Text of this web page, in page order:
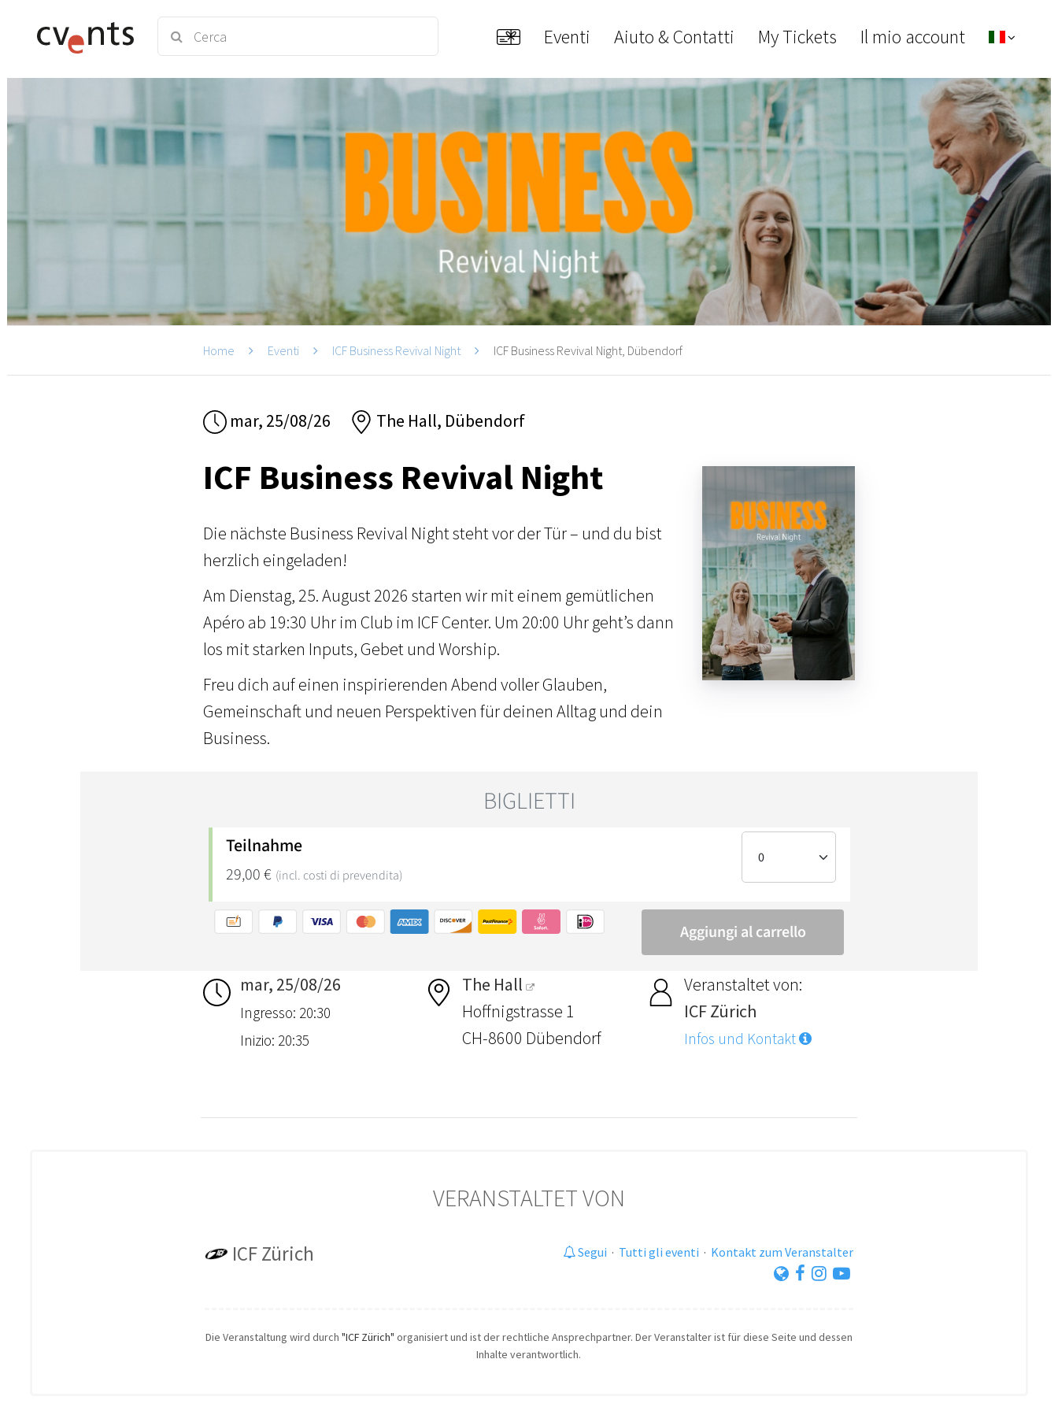
Eventi Aiuto & Contatti My Tickets Il mio account
Home Eventi ICF Business Revival Night ICF Business Revival Night, Dübendorf
mar, 25/08/26 The Hall, Dübendorf
ICF Business Revival Night
Die nächste Business Revival Night steht vor der Tür – und du bist
herzlich eingeladen!
Am Dienstag, 25. August 2026 starten wir mit einem gemütlichen
Apéro ab 19:30 Uhr im Club im ICF Center. Um 20:00 Uhr geht’s dann
los mit starken Inputs, Gebet und Worship.
Freu dich auf einen inspirierenden Abend voller Glauben,
Gemeinschaft und neuen Perspektiven für deinen Alltag und dein
Business.
mar, 25/08/26
Ingresso: 20:30
Inizio: 20:35
The Hall
Hoffnigstrasse 1
CH-8600 Dübendorf
Veranstaltet von:
ICF Zürich
Infos und Kontakt
VERANSTALTET VON
ICF Zürich Segui · Tutti gli eventi · Kontakt zum Veranstalter
Die Veranstaltung wird durch "ICF Zürich" organisiert und ist der rechtliche Ansprechpartner. Der Veranstalter ist für diese Seite und dessen
Inhalte verantwortlich.